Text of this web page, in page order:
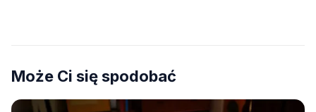
Może Ci się spodobać